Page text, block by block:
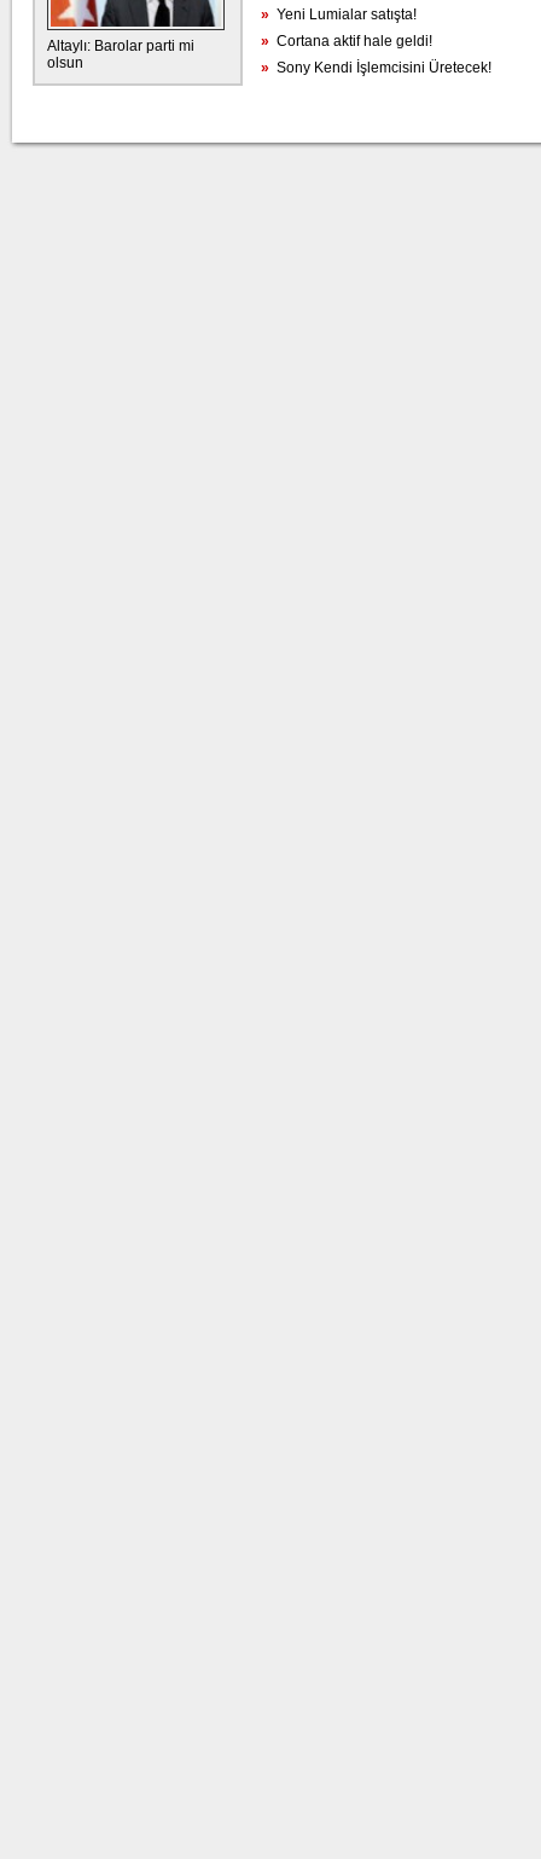
Altaylı: Barolar parti mi
olsun
» Yeni Lumialar satışta!
» Cortana aktif hale geldi!
» Sony Kendi İşlemcisini Üretecek!